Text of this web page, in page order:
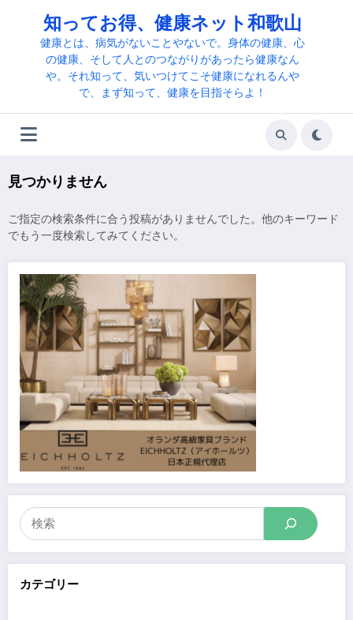
キ
知ってお得、健康ネット和歌山
健康とは、病気がないことやないで。身体の健康、心
の健康、そして人とのつながりがあったら健康なん
や。それ知って、気いつけてこそ健康になれるんや
で、まず知って、健康を目指そらよ！
見つかりません
ご指定の検索条件に合う投稿がありませんでした。他のキーワード
でもう一度検索してみてください。
検
索
カテゴリー